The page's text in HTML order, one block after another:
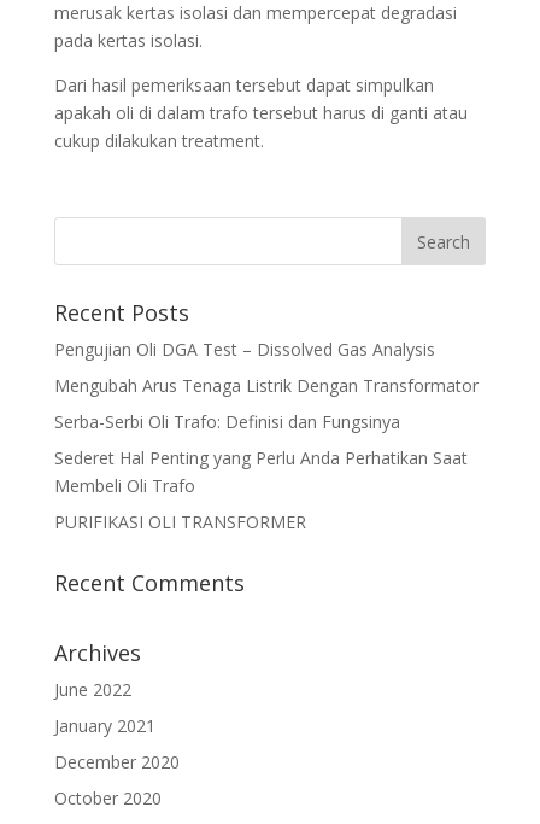
merusak kertas isolasi dan mempercepat degradasi
pada kertas isolasi.
Dari hasil pemeriksaan tersebut dapat simpulkan
apakah oli di dalam trafo tersebut harus di ganti atau
cukup dilakukan treatment.
Recent Posts
Pengujian Oli DGA Test – Dissolved Gas Analysis
Mengubah Arus Tenaga Listrik Dengan Transformator
Serba-Serbi Oli Trafo: Definisi dan Fungsinya
Sederet Hal Penting yang Perlu Anda Perhatikan Saat
Membeli Oli Trafo
PURIFIKASI OLI TRANSFORMER
Recent Comments
Archives
June 2022
January 2021
December 2020
October 2020